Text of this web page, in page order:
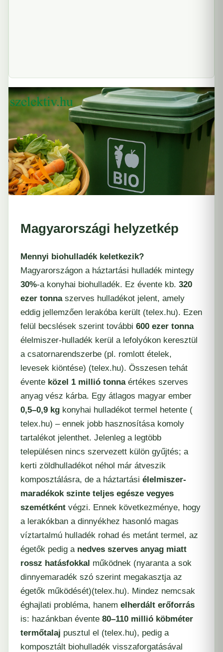
Magyarországi helyzetkép
Mennyi biohulladék keletkezik?
Magyarországon a háztartási hulladék mintegy
30%-a konyhai biohulladék. Ez évente kb. 320
ezer tonnaszerves hulladékot jelent, amely
eddig jellemzően lerakóba került (​telex.hu). Ezen
felül becslések szerint további 600 ezer tonna
élelmiszer-hulladék kerül a lefolyókon keresztül
a csatornarendszerbe (pl. romlott ételek,
levesek kiöntése) (​telex.hu). Összesen tehát
évente közel 1 millió tonnaértékes szerves
anyag vész kárba. Egy átlagos magyar ember
0,5–0,9 kg konyhai hulladékot termel hetente (​
telex.hu) – ennek jobb hasznosítása komoly
tartalékot jelenthet. Jelenleg a legtöbb
településen nincs szervezett külön gyűjtés; a
kerti zöldhulladékot néhol már átveszik
komposztálásra, de a háztartási élelmiszer-
maradékok szinte teljes egésze vegyes
szemétként végzi. Ennek következménye, hogy
a lerakókban a dinnyékhez hasonló magas
víztartalmú hulladék rohad és metánt termel, az
égetők pedig a nedves szerves anyag miatt
rossz hatásfokkal működnek (nyaranta a sok
dinnyemaradék szó szerint megakasztja az
égetők működését)​(telex.hu). Mindez nemcsak
éghajlati probléma, hanem elherdált erőforrás
is: hazánkban évente 80–110 millió köbméter
termőtalaj pusztul el (​telex.hu), pedig a
komposztált biohulladék visszaforgatásával